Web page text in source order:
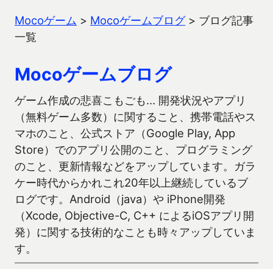
Mocoゲーム > Mocoゲームブログ> ブログ記事
一覧
Mocoゲームブログ
ゲーム作成の悲喜こもごも… 開発状況やアプリ
（無料ゲーム多数）に関すること、携帯電話やス
マホのこと、公式ストア（Google Play, App
Store）でのアプリ公開のこと、プログラミング
のこと、更新情報などをアップしています。ガラ
ケー時代からかれこれ20年以上継続しているブ
ログです。Android（java）や iPhone開発
（Xcode, Objective-C, C++ によるiOSアプリ開
発）に関する技術的なことも時々アップしていま
す。